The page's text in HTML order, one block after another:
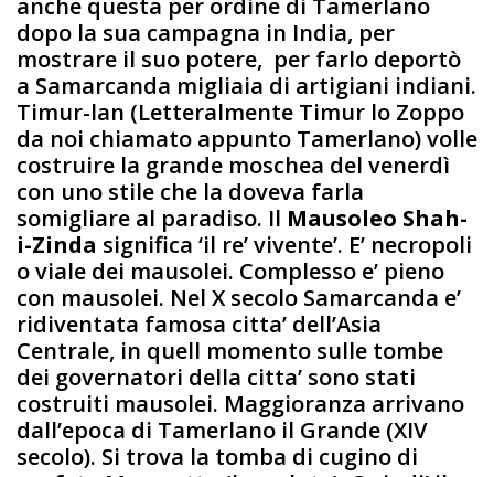
dopo la sua campagna in India, per
mostrare il suo potere, per farlo deportò
a Samarcanda migliaia di artigiani indiani.
Timur-lan (Letteralmente Timur lo Zoppo
da noi chiamato appunto Tamerlano) volle
costruire la grande moschea del venerdì
con uno stile che la doveva farla
somigliare al paradiso. Il Mausoleo Shah-
i-Zinda significa ‘il re’ vivente’. E’ necropoli
o viale dei mausolei. Complesso e’ pieno
con mausolei. Nel X secolo Samarcanda e’
ridiventata famosa citta’ dell’Asia
Centrale, in quell momento sulle tombe
dei governatori della citta’ sono stati
costruiti mausolei. Maggioranza arrivano
dall’epoca di Tamerlano il Grande (XIV
secolo). Si trova la tomba di cugino di